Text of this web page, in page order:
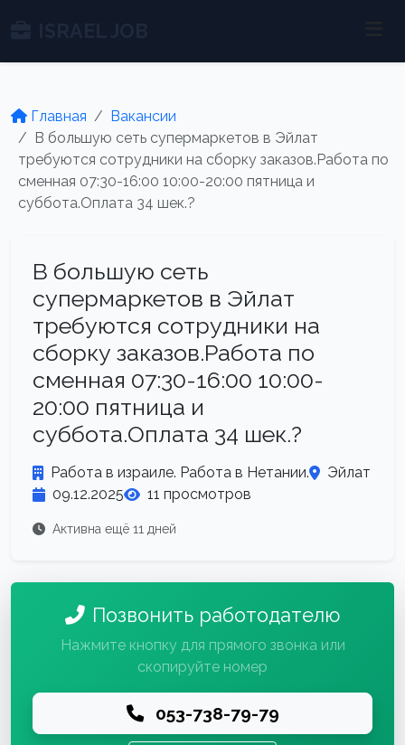
Главная
Вакансии
В большую сеть супермаркетов в Эйлат
требуются сотрудники на сборку заказов.Работа по
сменная 07:30-16:00 10:00-20:00 пятница и
суббота.Оплата 34 шек.?
В большую сеть
супермаркетов в Эйлат
требуются сотрудники на
сборку заказов.Работа по
сменная 07:30-16:00 10:00-
20:00 пятница и
суббота.Оплата 34 шек.?
Работа в израиле. Работа в Нетании.
Эйлат
09.12.2025
11 просмотров
Активна ещё 11 дней
Позвонить работодателю
Нажмите кнопку для прямого звонка или
скопируйте номер
053-738-79-79